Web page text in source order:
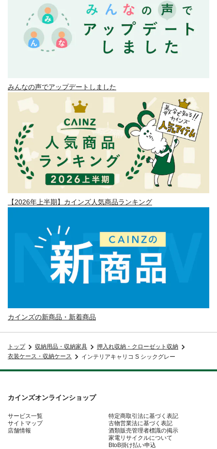
みんなの声でアップデートしました
【2026年上半期】カインズ人気商品ランキング
カインズの新商品・新着商品
トップ 収納用品・収納家具
押入れ収納・クローゼット収納
衣装ケース・収納ケース
インテリアキャリコ S シックグレー
カインズオンラインショップ
サービス一覧
サイトマップ
店舗情報
特定商取引法に基づく表記
古物営業法に基づく表記
酒類販売管理者標識の掲示
家電リサイクルについて
BtoB掛け払い申込